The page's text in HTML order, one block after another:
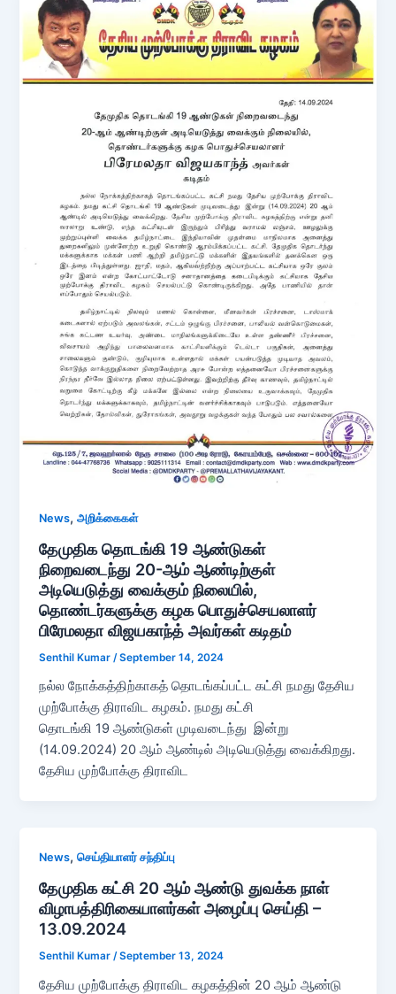
News,அறிக்கைகள்
தேமுதிக தொடங்கி 19 ஆண்டுகள்
நிறைவடைந்து 20-ஆம் ஆண்டிற்குள்
அடியெடுத்து வைக்கும் நிலையில்,
தொண்டர்களுக்கு கழக பொதுச்செயலாளர்
பிரேமலதா விஜயகாந்த் அவர்கள் கடிதம்
Senthil Kumar /September 14, 2024
நல்ல நோக்கத்திற்காகத் தொடங்கப்பட்ட கட்சி நமது தேசிய
முற்போக்கு திராவிட கழகம். நமது கட்சி
தொடங்கி 19 ஆண்டுகள் முடிவடைந்து இன்று
(14.09.2024) 20 ஆம் ஆண்டில் அடியெடுத்து வைக்கிறது.
தேசிய முற்போக்கு திராவிட
News,செய்தியாளர் சந்திப்பு
தேமுதிக கட்சி 20 ஆம் ஆண்டு துவக்க நாள்
விழாபத்திரிகையாளர்கள் அழைப்பு செய்தி –
13.09.2024
Senthil Kumar/September 13, 2024
தேசிய முற்போக்கு திராவிட கழகத்தின் 20 ஆம் ஆண்டு